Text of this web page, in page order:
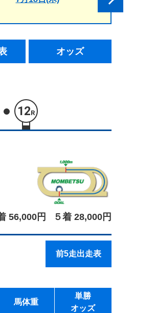
オッズ
12R
56,000円 ５着 28,000円
前5走出走表
馬体重
単勝
オッズ